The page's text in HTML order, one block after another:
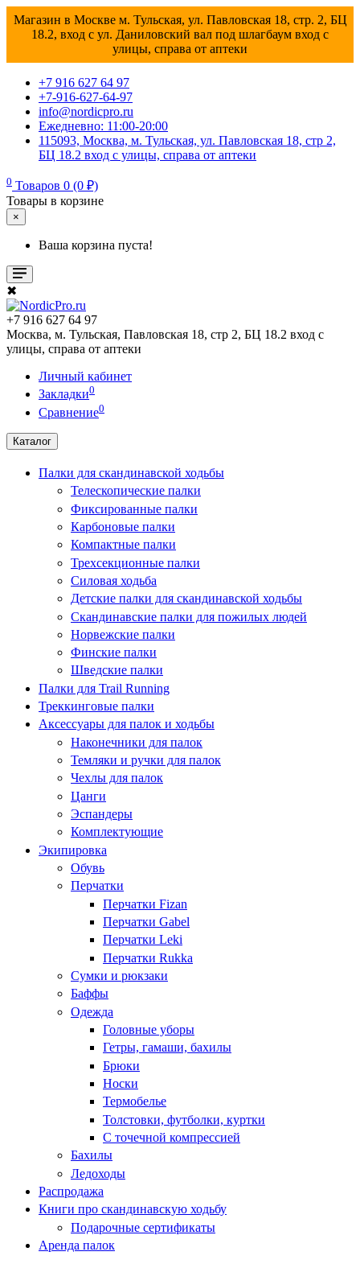
Магазин в Москве м. Тульская, ул. Павловская 18, стр. 2, БЦ
18.2, вход с ул. Даниловский вал под шлагбаум вход с
улицы, справа от аптеки
+7 916 627 64 97
+7-916-627-64-97
info@nordicpro.ru
Ежедневно: 11:00-20:00
115093, Москва, м. Тульская, ул. Павловская 18, стр 2,
БЦ 18.2 вход с улицы, справа от аптеки
0 Товаров 0 (0 ₽)
Товары в корзине
×
Ваша корзина пуста!
✖
+7 916 627 64 97
Москва, м. Тульская, Павловская 18, стр 2, БЦ 18.2 вход с
улицы, справа от аптеки
Личный кабинет
Закладки0
Сравнение0
Каталог
Палки для скандинавской ходьбы
Телескопические палки
Фиксированные палки
Карбоновые палки
Компактные палки
Трехсекционные палки
Силовая ходьба
Детские палки для скандинавской ходьбы
Скандинавские палки для пожилых людей
Норвежские палки
Финские палки
Шведские палки
Палки для Trail Running
Треккинговые палки
Аксессуары для палок и ходьбы
Наконечники для палок
Темляки и ручки для палок
Чехлы для палок
Цанги
Эспандеры
Комплектующие
Экипировка
Обувь
Перчатки
Перчатки Fizan
Перчатки Gabel
Перчатки Leki
Перчатки Rukka
Сумки и рюкзаки
Баффы
Одежда
Головные уборы
Гетры, гамаши, бахилы
Брюки
Носки
Термобелье
Толстовки, футболки, куртки
С точечной компрессией
Бахилы
Ледоходы
Распродажа
Книги про скандинавскую ходьбу
Подарочные сертификаты
Аренда палок